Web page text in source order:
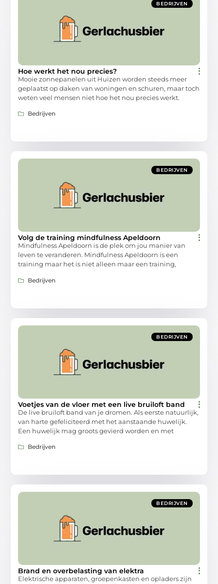
BEDRIJVEN
Hoe werkt het nou precies?
Mooie zonnepanelen uit Huizen worden steeds meer
geplaatst op daken van woningen en schuren, maar toch
weten veel mensen niet hoe het nou precies werkt.
Bedrijven
BEDRIJVEN
Volg de training mindfulness Apeldoorn
Mindfulness Apeldoorn is de plek om jou manier van
leven te veranderen. Mindfulness Apeldoorn is een
training maar het is niet alleen maar een training,
Bedrijven
BEDRIJVEN
Voetjes van de vloer met een live bruiloft band
De live bruiloft band van je dromen. Als eerste natuurlijk,
van harte gefeliciteerd met het aanstaande huwelijk.
Een huwelijk mag groots gevierd worden en met
Bedrijven
BEDRIJVEN
Brand en overbelasting van elektra
Elektrische apparaten, groepenkasten en opladers zijn